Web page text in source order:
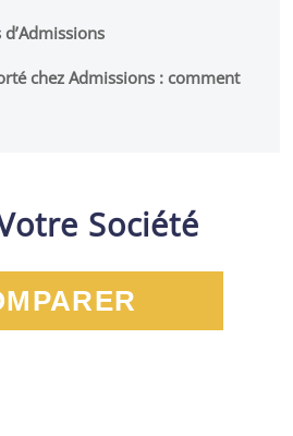
chez Admissions : comment
Société